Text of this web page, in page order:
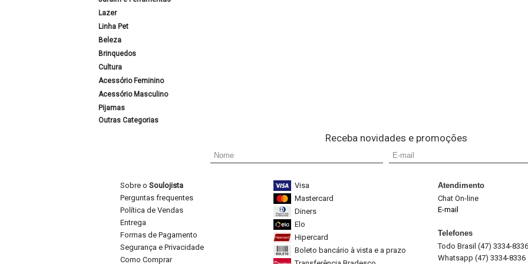
Lazer
Linha Pet
Beleza
Brinquedos
Cultura
Acessório Feminino
Acessório Masculino
Pijamas
Outras Categorias
Receba novidades e promoções
Sobre o Soulojista
Perguntas frequentes
Política de Vendas
Entrega
Formas de Pagamento
Segurança e Privacidade
Como Comprar
Visa
Mastercard
Diners
Elo
Hipercard
Boleto bancário à vista e a prazo
Atendimento
Chat On-line
E-mail
Telefones
Todo Brasil (47) 3334-8336
Whatsapp (47) 3334-8336